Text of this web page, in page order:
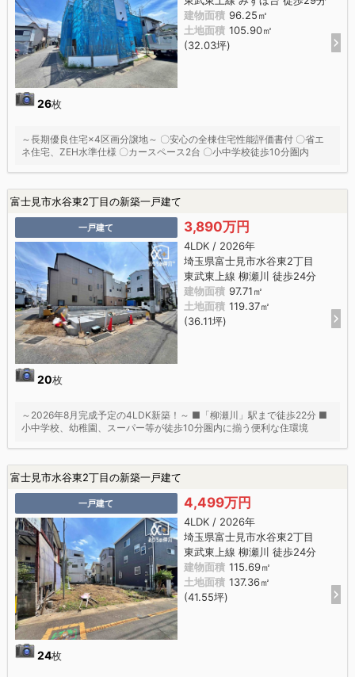
26枚
建物面積 96.25㎡
土地面積 105.90㎡
(32.03坪)
～長期優良住宅×4区画分譲地～ 〇安心の全棟住宅性能評価書付 〇省エ
ネ住宅、ZEH水準仕様 〇カースペース2台 〇小中学校徒歩10分圏内
富士見市水谷東2丁目の新築一戸建て
一戸建て
20枚
3,890万円
4LDK / 2026年
埼玉県富士見市水谷東2丁目
東武東上線 柳瀬川 徒歩24分
建物面積 97.71㎡
土地面積 119.37㎡
(36.11坪)
～2026年8月完成予定の4LDK新築！～ ■「柳瀬川」駅まで徒歩22分 ■
小中学校、幼稚園、スーパー等が徒歩10分圏内に揃う便利な住環境
富士見市水谷東2丁目の新築一戸建て
一戸建て
24枚
4,499万円
4LDK / 2026年
埼玉県富士見市水谷東2丁目
東武東上線 柳瀬川 徒歩24分
建物面積 115.69㎡
土地面積 137.36㎡
(41.55坪)